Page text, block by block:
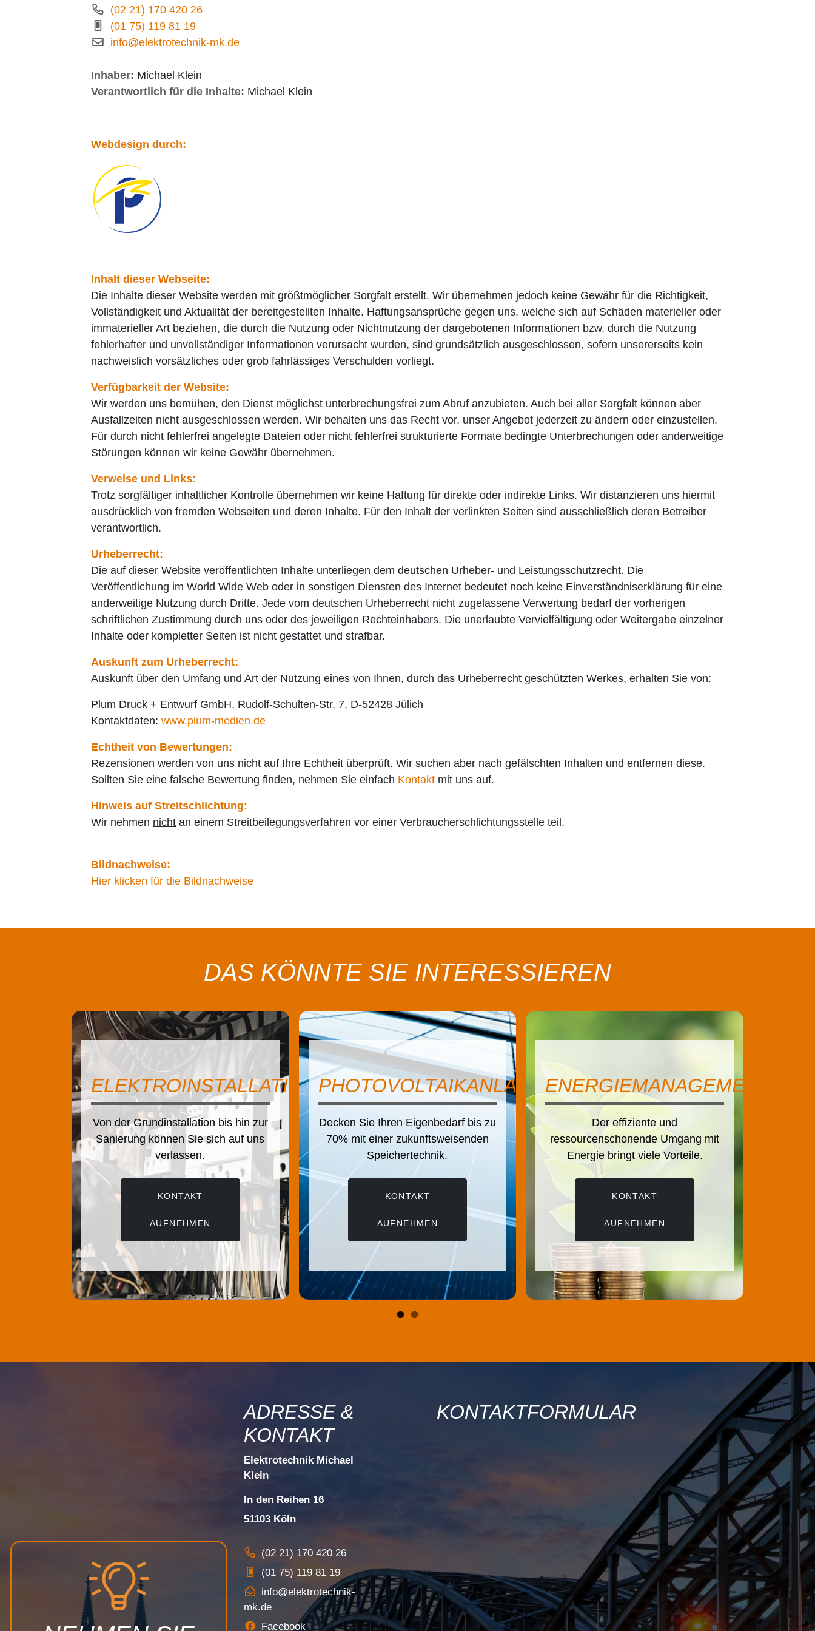
(02 21) 170 420 26
(01 75) 119 81 19
info@elektrotechnik-mk.de
Inhaber: Michael Klein
Verantwortlich für die Inhalte: Michael Klein
Webdesign durch:
Inhalt dieser Webseite:
Die Inhalte dieser Website werden mit größtmöglicher Sorgfalt erstellt. Wir übernehmen jedoch keine Gewähr für die Richtigkeit,
Vollständigkeit und Aktualität der bereitgestellten Inhalte. Haftungsansprüche gegen uns, welche sich auf Schäden materieller oder
immaterieller Art beziehen, die durch die Nutzung oder Nichtnutzung der dargebotenen Informationen bzw. durch die Nutzung
fehlerhafter und unvollständiger Informationen verursacht wurden, sind grundsätzlich ausgeschlossen, sofern unsererseits kein
nachweislich vorsätzliches oder grob fahrlässiges Verschulden vorliegt.
Verfügbarkeit der Website:
Wir werden uns bemühen, den Dienst möglichst unterbrechungsfrei zum Abruf anzubieten. Auch bei aller Sorgfalt können aber
Ausfallzeiten nicht ausgeschlossen werden. Wir behalten uns das Recht vor, unser Angebot jederzeit zu ändern oder einzustellen.
Für durch nicht fehlerfrei angelegte Dateien oder nicht fehlerfrei strukturierte Formate bedingte Unterbrechungen oder anderweitige
Störungen können wir keine Gewähr übernehmen.
Verweise und Links:
Trotz sorgfältiger inhaltlicher Kontrolle übernehmen wir keine Haftung für direkte oder indirekte Links. Wir distanzieren uns hiermit
ausdrücklich von fremden Webseiten und deren Inhalte. Für den Inhalt der verlinkten Seiten sind ausschließlich deren Betreiber
verantwortlich.
Urheberrecht:
Die auf dieser Website veröffentlichten Inhalte unterliegen dem deutschen Urheber- und Leistungsschutzrecht. Die
Veröffentlichung im World Wide Web oder in sonstigen Diensten des Internet bedeutet noch keine Einverständniserklärung für eine
anderweitige Nutzung durch Dritte. Jede vom deutschen Urheberrecht nicht zugelassene Verwertung bedarf der vorherigen
schriftlichen Zustimmung durch uns oder des jeweiligen Rechteinhabers. Die unerlaubte Vervielfältigung oder Weitergabe einzelner
Inhalte oder kompletter Seiten ist nicht gestattet und strafbar.
Auskunft zum Urheberrecht:
Auskunft über den Umfang und Art der Nutzung eines von Ihnen, durch das Urheberrecht geschützten Werkes, erhalten Sie von:
Plum Druck + Entwurf GmbH, Rudolf-Schulten-Str. 7, D-52428 Jülich
Kontaktdaten: www.plum-medien.de
Echtheit von Bewertungen:
Rezensionen werden von uns nicht auf Ihre Echtheit überprüft. Wir suchen aber nach gefälschten Inhalten und entfernen diese.
Sollten Sie eine falsche Bewertung finden, nehmen Sie einfach Kontakt mit uns auf.
Hinweis auf Streitschlichtung:
Wir nehmen nicht an einem Streitbeilegungsverfahren vor einer Verbraucherschlichtungsstelle teil.
Bildnachweise:
Hier klicken für die Bildnachweise
DAS KÖNNTE SIE INTERESSIEREN
der Grundinstallation bis hin zur
können Sie sich auf uns
verlassen.
PHOTOVOLTAIKANLAGEN
Decken Sie Ihren Eigenbedarf bis zu
70% mit einer zukunftsweisenden
Speichertechnik.
AUFNEHMEN
ENERGIEMANAGEMENT
Der effiziente und
ressourcenschonende Umgang mit
Energie bringt viele Vorteile.
AUFNEHMEN
AUDIO- &
Wir nutzen
zuverlässige und
ADRESSE &
KONTAKT
Elektrotechnik Michael
Klein
In den Reihen 16
51103 Köln
(02 21) 170 420 26
(01 75) 119 81 19
info@elektrotechnik-
mk.de
Facebook
KONTAKTFORMULAR